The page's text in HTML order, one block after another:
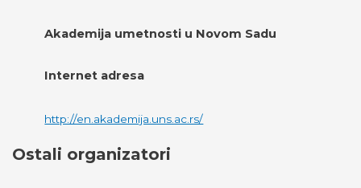
Akademija umetnosti u Novom Sadu
Internet adresa
http://en.akademija.uns.ac.rs/
Ostali organizatori